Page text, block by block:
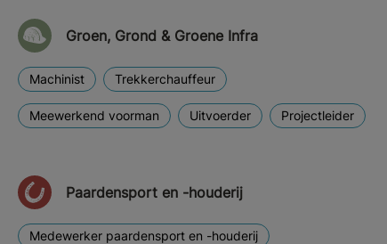
Groen, Grond & Groene Infra
Machinist Trekkerchauffeur
Meewerkend voorman Uitvoerder Projectleider
Paardensport en -houderij
Medewerker paardensport en -houderij